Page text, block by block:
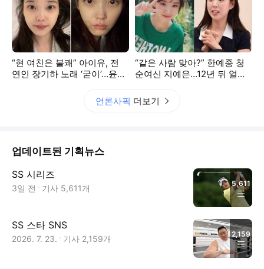
“현 여친은 불쾌” 아이유, 전
연인 장기하 노래 ‘굳이’…윤가
“같은 사람 맞아?” 한예종 청
순여신 지예은…12년 뒤 얼굴
언론사픽 더보기
업데이트된 기획뉴스
SS 시리즈
3일 전 기사 5,611개 5,611
SS 스타 SNS
2026. 7. 23. 기사 2,159개 2,159